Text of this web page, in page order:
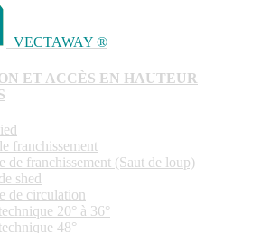
VECTAWAY ®
ET ACCÈS EN HAUTEUR
franchissement
de franchissement (Saut de loup)
shed
de circulation
20° à 36°
48°